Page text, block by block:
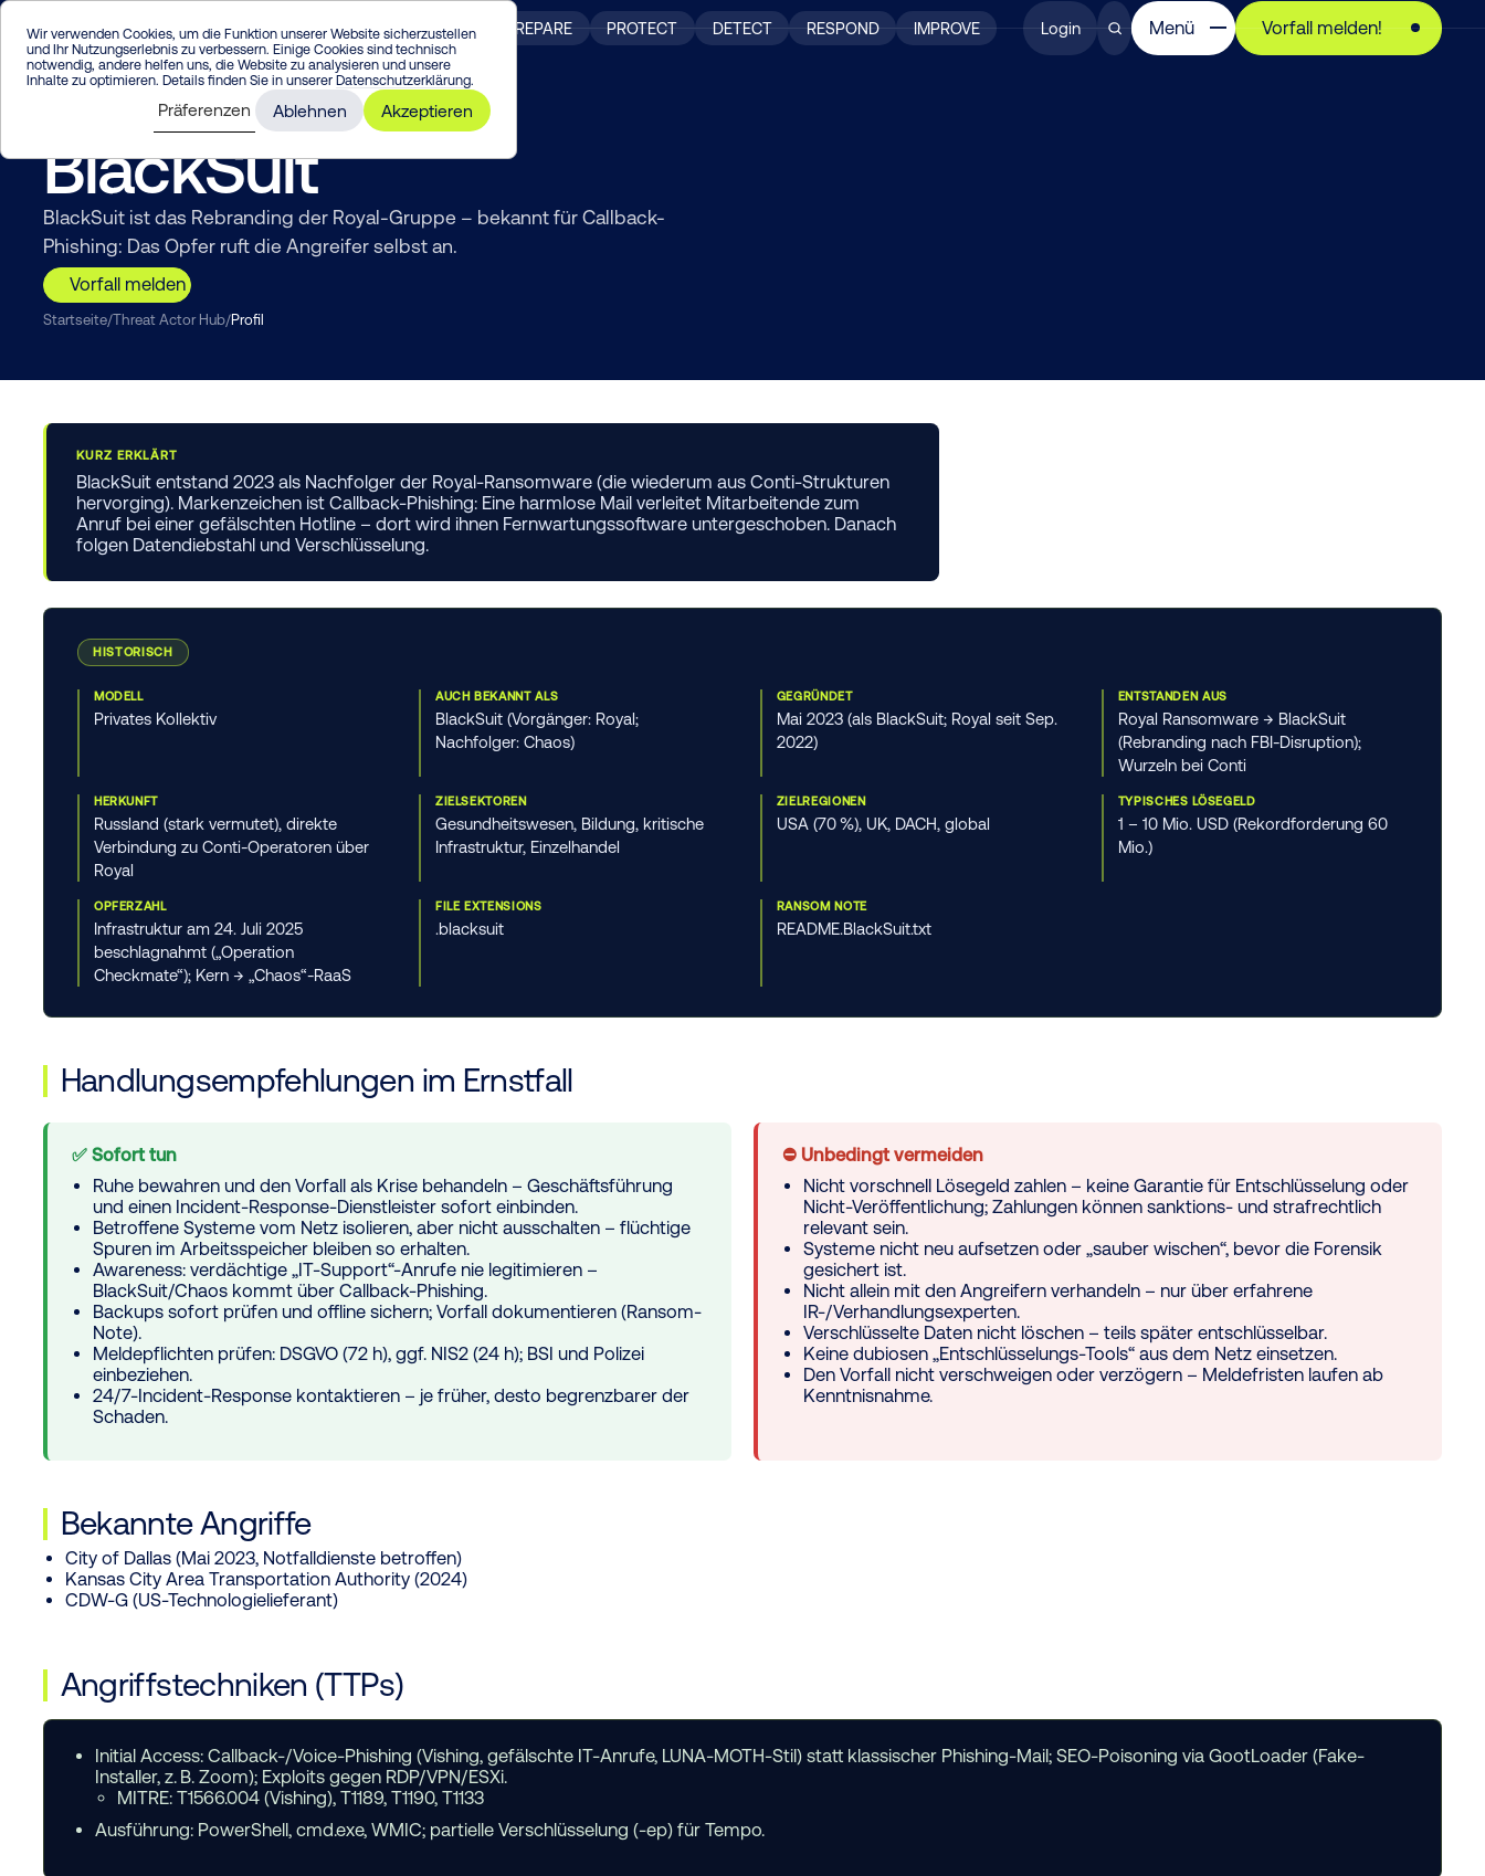
Wir verwenden Cookies, um die Funktion unserer Website sicherzustellen
und Ihr Nutzungserlebnis zu verbessern. Einige Cookies sind technisch
notwendig, andere helfen uns, die Website zu analysieren und unsere
Inhalte zu optimieren. Details finden Sie in unsererDatenschutzerklärung.
Präferenzen Ablehnen Akzeptieren
Enter PREPARE PROTECT DETECT RESPOND IMPROVE Login Menü Vorfall melden!
Startseite/Threat Actor Hub/Profil
THREAT INTELLIGENCE
BlackSuit
BlackSuit ist das Rebranding der Royal-Gruppe – bekannt für Callback-
Phishing: Das Opfer ruft die Angreifer selbst an.
Vorfall melden
KURZ ERKLÄRT
BlackSuit entstand 2023 als Nachfolger der Royal-Ransomware (die wiederum aus Conti-Strukturen
hervorging). Markenzeichen ist Callback-Phishing: Eine harmlose Mail verleitet Mitarbeitende zum
Anruf bei einer gefälschten Hotline – dort wird ihnen Fernwartungssoftware untergeschoben. Danach
folgen Datendiebstahl und Verschlüsselung.
HISTORISCH
MODELL
Privates Kollektiv
AUCH BEKANNT ALS
BlackSuit (Vorgänger: Royal;
Nachfolger: Chaos)
GEGRÜNDET
Mai 2023 (als BlackSuit; Royal seit Sep.
2022)
ENTSTANDEN AUS
Royal Ransomware → BlackSuit
(Rebranding nach FBI-Disruption);
Wurzeln bei Conti
HERKUNFT
Russland (stark vermutet), direkte
Verbindung zu Conti-Operatoren über
Royal
ZIELSEKTOREN
Gesundheitswesen, Bildung, kritische
Infrastruktur, Einzelhandel
ZIELREGIONEN
USA (70 %), UK, DACH, global
TYPISCHES LÖSEGELD
1 – 10 Mio. USD (Rekordforderung 60
Mio.)
OPFERZAHL
Infrastruktur am 24. Juli 2025
beschlagnahmt („Operation
Checkmate“); Kern → „Chaos“-RaaS
FILE EXTENSIONS
.blacksuit
RANSOM NOTE
README.BlackSuit.txt
Handlungsempfehlungen im Ernstfall
✅ Sofort tun
Ruhe bewahren und den Vorfall als Krise behandeln – Geschäftsführung
und einen Incident-Response-Dienstleister sofort einbinden.
Betroffene Systeme vom Netz isolieren, aber nicht ausschalten – flüchtige
Spuren im Arbeitsspeicher bleiben so erhalten.
Awareness: verdächtige „IT-Support“-Anrufe nie legitimieren –
BlackSuit/Chaos kommt über Callback-Phishing.
Backups sofort prüfen und offline sichern; Vorfall dokumentieren (Ransom-
Note).
Meldepflichten prüfen: DSGVO (72 h), ggf. NIS2 (24 h); BSI und Polizei
einbeziehen.
24/7-Incident-Response kontaktieren – je früher, desto begrenzbarer der
Schaden.
⛔ Unbedingt vermeiden
Nicht vorschnell Lösegeld zahlen – keine Garantie für Entschlüsselung oder
Nicht-Veröffentlichung; Zahlungen können sanktions- und strafrechtlich
relevant sein.
Systeme nicht neu aufsetzen oder „sauber wischen“, bevor die Forensik
gesichert ist.
Nicht allein mit den Angreifern verhandeln – nur über erfahrene
IR-/Verhandlungsexperten.
Verschlüsselte Daten nicht löschen – teils später entschlüsselbar.
Keine dubiosen „Entschlüsselungs-Tools“ aus dem Netz einsetzen.
Den Vorfall nicht verschweigen oder verzögern – Meldefristen laufen ab
Kenntnisnahme.
Bekannte Angriffe
City of Dallas (Mai 2023, Notfalldienste betroffen)
Kansas City Area Transportation Authority (2024)
CDW-G (US-Technologielieferant)
Angriffstechniken (TTPs)
Initial Access: Callback-/Voice-Phishing (Vishing, gefälschte IT-Anrufe, LUNA-MOTH-Stil) statt klassischer Phishing-Mail; SEO-Poisoning via GootLoader (Fake-
Installer, z. B. Zoom); Exploits gegen RDP/VPN/ESXi.
MITRE: T1566.004 (Vishing), T1189, T1190, T1133
Ausführung: PowerShell, cmd.exe, WMIC; partielle Verschlüsselung (-ep) für Tempo.